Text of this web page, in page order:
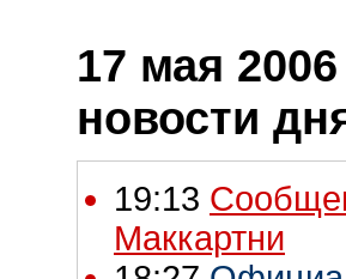
17 мая
новости
19:13
Маккартни